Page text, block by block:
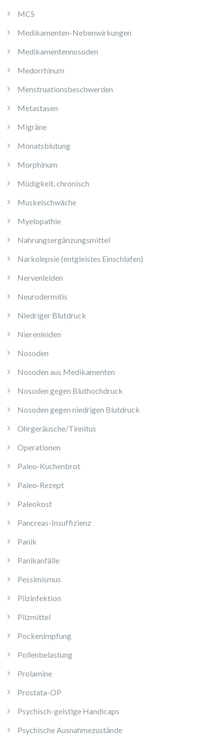
MCS
Medikamenten-Nebenwirkungen
Medikamentennosoden
Medorrhinum
Menstruationsbeschwerden
Metastasen
Migräne
Monatsblutung
Morphinum
Müdigkeit, chronisch
Muskelschwäche
Myelopathie
Nahrungsergänzungsmittel
Narkolepsie (entgleistes Einschlafen)
Nervenleiden
Neurodermitis
Niedriger Blutdruck
Nierenleiden
Nosoden
Nosoden aus Medikamenten
Nosoden gegen Bluthochdruck
Nosoden gegen niedrigen Blutdruck
Ohrgeräusche/Tinnitus
Operationen
Paleo-Kuchenbrot
Paleo-Rezept
Paleokost
Pancreas-Insuffizienz
Panik
Panikanfälle
Pessimismus
Pilzinfektion
Pilzmittel
Pockenimpfung
Pollenbelastung
Prolamine
Prostata-OP
Psychisch-geistige Handicaps
Psychische Ausnahmezustände